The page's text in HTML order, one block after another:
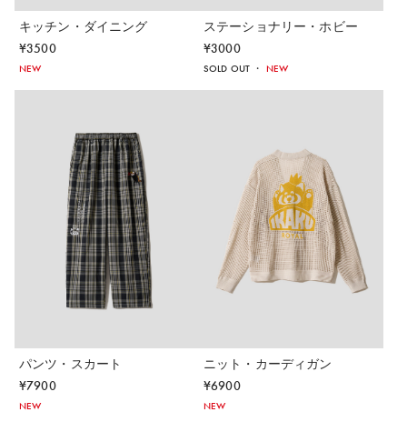
キッチン・ダイニング
¥3500
NEW
ステーショナリー・ホビー
¥3000
SOLD OUT ・ NEW
パンツ・スカート
¥7900
NEW
ニット・カーディガン
¥6900
NEW